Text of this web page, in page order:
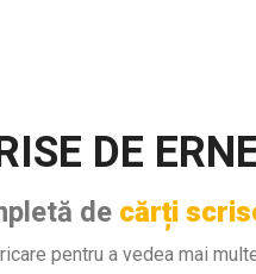
DE
de cărți
pentru a vedea mai